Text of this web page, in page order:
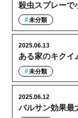
殺虫スプレーで
未分類
ある家のキク
2025.06.13
未分類
バルサン効果最
2025.06.12